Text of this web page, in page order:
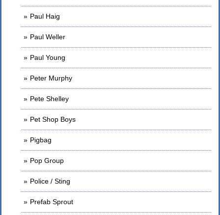
Paul Haig
Paul Weller
Paul Young
Peter Murphy
Pete Shelley
Pet Shop Boys
Pigbag
Pop Group
Police / Sting
Prefab Sprout